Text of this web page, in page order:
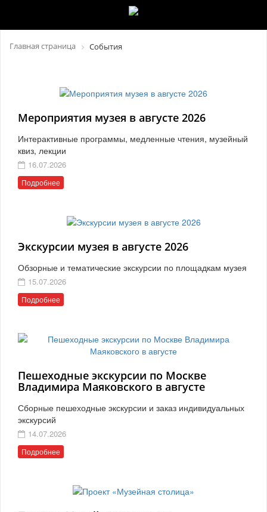
Главная страница События
Мероприятия музея в августе 2026
Интерактивные программы, медленные чтения, музейный
квиз, лекции
16.07.2026
Подробнее
Экскурсии музея в августе 2026
Обзорные и тематические экскурсии по площадкам музея
15.07.2026
Подробнее
Пешеходные экскурсии по Москве
Владимира Маяковского в августе
Сборные пешеходные экскурсии и заказ индивидуальных
экскурсий
14.07.2026
Подробнее